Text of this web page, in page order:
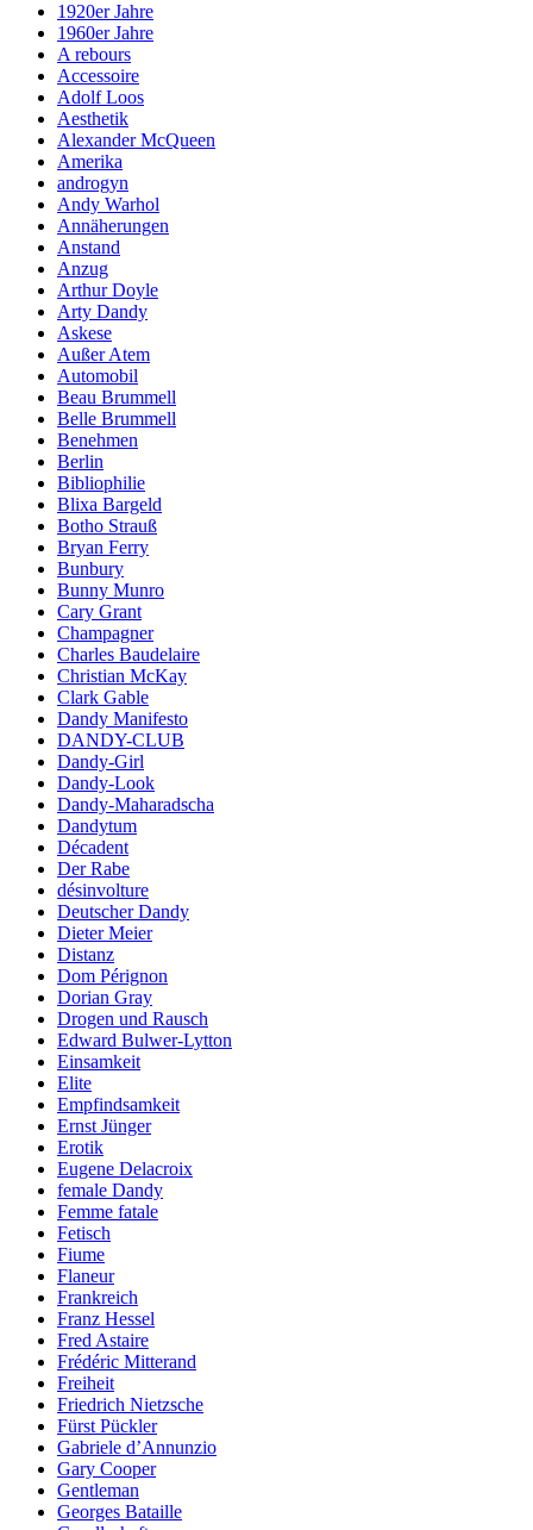
1920er Jahre
1960er Jahre
A rebours
Accessoire
Adolf Loos
Aesthetik
Alexander McQueen
Amerika
androgyn
Andy Warhol
Annäherungen
Anstand
Anzug
Arthur Doyle
Arty Dandy
Askese
Außer Atem
Automobil
Beau Brummell
Belle Brummell
Benehmen
Berlin
Bibliophilie
Blixa Bargeld
Botho Strauß
Bryan Ferry
Bunbury
Bunny Munro
Cary Grant
Champagner
Charles Baudelaire
Christian McKay
Clark Gable
Dandy Manifesto
DANDY-CLUB
Dandy-Girl
Dandy-Look
Dandy-Maharadscha
Dandytum
Décadent
Der Rabe
désinvolture
Deutscher Dandy
Dieter Meier
Distanz
Dom Pérignon
Dorian Gray
Drogen und Rausch
Edward Bulwer-Lytton
Einsamkeit
Elite
Empfindsamkeit
Ernst Jünger
Erotik
Eugene Delacroix
female Dandy
Femme fatale
Fetisch
Fiume
Flaneur
Frankreich
Franz Hessel
Fred Astaire
Frédéric Mitterand
Freiheit
Friedrich Nietzsche
Fürst Pückler
Gabriele d’Annunzio
Gary Cooper
Gentleman
Georges Bataille